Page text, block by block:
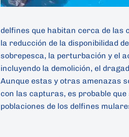
delfines que habitan cerca de las
la reducción de la disponibilidad
sobrepesca, la perturbación y el
incluyendo la demolición, el
Aunque estas y otras amenazas
con las capturas, es probable
poblaciones de los delfines